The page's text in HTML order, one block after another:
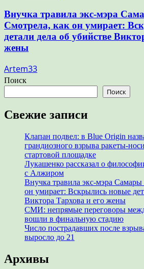
Внучка травила экс-мэра
Смотрела, как он умирает:
детали дела об убийстве
жены
Artem33
Поиск
Поиск
Свежие записи
Клапан подвел: в Blue Origin
грандиозного взрыва ракеты-
стартовой площадке
Лукашенко рассказал о
с Алжиром
Внучка травила экс-мэра
он умирает: Вскрылись новые
Виктора Тархова и его жены
СМИ: непрямые переговоры
вошли в финальную стадию
Число пострадавших после
выросло до 21
Архивы